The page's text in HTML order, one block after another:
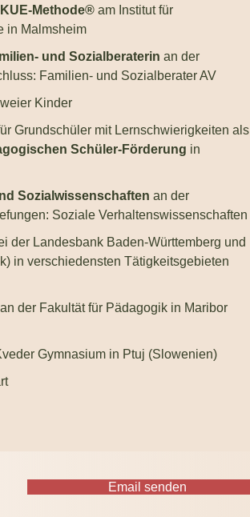
Methode® am Institut für
in Malmsheim
und Sozialberaterin an der
Familien- und Sozialberater AV
Kinder
Grundschüler mit Lernschwierigkeiten als
Schüler-Förderung in
Sozialwissenschaften an der
Soziale Verhaltenswissenschaften
der Landesbank Baden-Württemberg und
in verschiedensten Tätigkeitsgebieten
an der Fakultät für Pädagogik in Maribor
Gymnasium in Ptuj (Slowenien)
Email senden